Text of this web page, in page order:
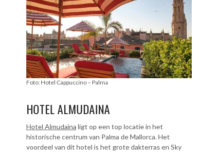
Foto: Hotel Cappuccino – Palma
HOTEL ALMUDAINA
Hotel Almudaina ligt op een top locatie in het
historische centrum van Palma de Mallorca. Het
voordeel van dit hotel is het grote dakterras en Sky